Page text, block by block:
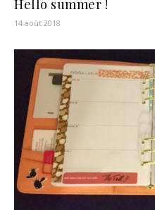
Hello summer !
14 août 2018